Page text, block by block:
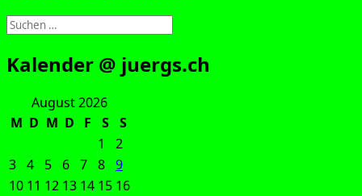
Suchen
nach:
Kalender @ juergs.ch
August 2026
M D M D F S
S
1
2
3 4 5 6 7 8 9
10 11 12 13 14 15 16